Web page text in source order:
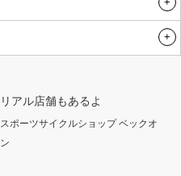
リアル店舗もあるよ
スポーツサイクルショップ ベックオ
ン